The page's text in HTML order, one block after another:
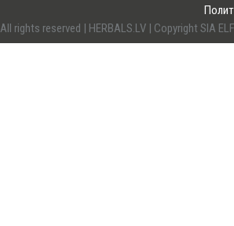
All rights reserved | HERBALS.LV | Copyright SIA